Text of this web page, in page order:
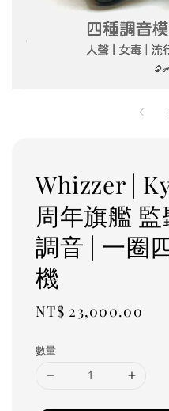
Whizzer |
周年旗艦
調音 | 一圈
機
Regular
NT$ 23,000.00
數量